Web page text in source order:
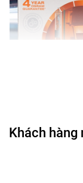
Khách hàng